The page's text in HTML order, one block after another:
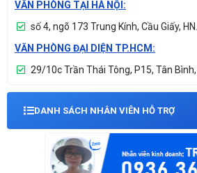
VĂN PHÒNG TẠI HÀ NỘI:
số 4, ngõ 173 Trung Kính, Cầu Giấy, HN.
VĂN PHÒNG ĐẠI DIỆN TP.HCM:
29/10c Trần Thái Tông, P15, Tân Bình,
DANH SÁCH NHÂN VIÊN HỖ TRỢ